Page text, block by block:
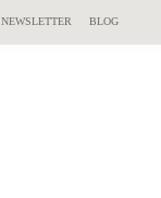
NEWSLETTER BLOG